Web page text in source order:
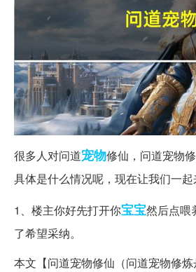
很多人对问道宠物修仙，问道宠物
具体是什么情况呢，现在让我们一起
1、楼主你好先打开你宝宝然后点喂
了希望采纳。
本文【问道宠物修仙（问道宠物修